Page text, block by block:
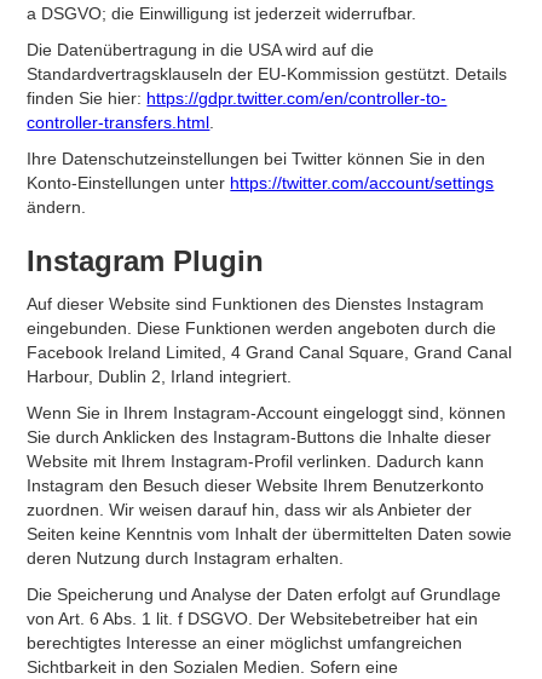
a DSGVO; die Einwilligung ist jederzeit widerrufbar.
Die Datenübertragung in die USA wird auf die
Standardvertragsklauseln der EU-Kommission gestützt. Details
finden Sie hier: https://gdpr.twitter.com/en/controller-to-
controller-transfers.html
Ihre Datenschutzeinstellungen bei Twitter können Sie in den
Konto-Einstellungen unter https://twitter.com/account/settings
ändern.
Instagram Plugin
Auf dieser Website sind Funktionen des Dienstes Instagram
eingebunden. Diese Funktionen werden angeboten durch die
Facebook Ireland Limited, 4 Grand Canal Square, Grand Canal
Harbour, Dublin 2, Irland integriert.
Wenn Sie in Ihrem Instagram-Account eingeloggt sind, können
Sie durch Anklicken des Instagram-Buttons die Inhalte dieser
Website mit Ihrem Instagram-Profil verlinken. Dadurch kann
Instagram den Besuch dieser Website Ihrem Benutzerkonto
zuordnen. Wir weisen darauf hin, dass wir als Anbieter der
Seiten keine Kenntnis vom Inhalt der übermittelten Daten sowie
deren Nutzung durch Instagram erhalten.
Die Speicherung und Analyse der Daten erfolgt auf Grundlage
von Art. 6 Abs. 1 lit. f DSGVO. Der Websitebetreiber hat ein
berechtigtes Interesse an einer möglichst umfangreichen
Sichtbarkeit in den Sozialen Medien. Sofern eine